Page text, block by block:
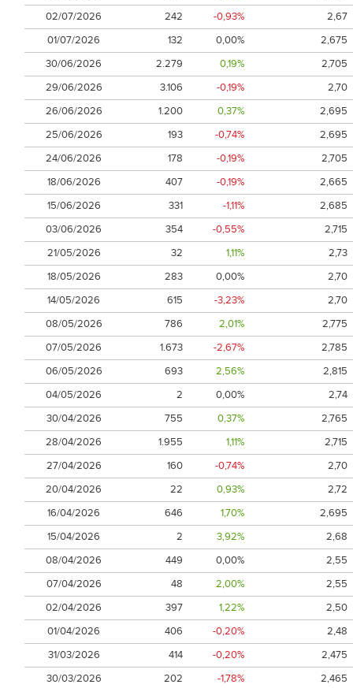
02/07/2026
242 -0,93%
2,67
01/07/2026
132 0,00%
2,675
30/06/2026
2.279 0,19%
2,705
29/06/2026
3.106 -0,19%
2,70
26/06/2026
1.200 0,37%
2,695
25/06/2026
193 -0,74%
2,695
24/06/2026
178 -0,19%
2,705
18/06/2026
407 -0,19%
2,665
15/06/2026
331 -1,11%
2,685
03/06/2026
354 -0,55%
2,715
21/05/2026
32 1,11%
2,73
18/05/2026
283 0,00%
2,70
14/05/2026
615 -3,23%
2,70
08/05/2026
786 2,01%
2,775
07/05/2026
1.673 -2,67%
2,785
06/05/2026
693 2,56%
2,815
04/05/2026
2 0,00%
2,74
30/04/2026
755 0,37%
2,765
28/04/2026
1.955 1,11%
2,715
27/04/2026
160 -0,74%
2,70
20/04/2026
22 0,93%
2,72
16/04/2026
646 1,70%
2,695
15/04/2026
2 3,92%
2,68
08/04/2026
449 0,00%
2,55
07/04/2026
48 2,00%
2,55
02/04/2026
397 1,22%
2,50
01/04/2026
406 -0,20%
2,48
31/03/2026
414 -0,20%
2,475
30/03/2026
202 -1,78%
2,465